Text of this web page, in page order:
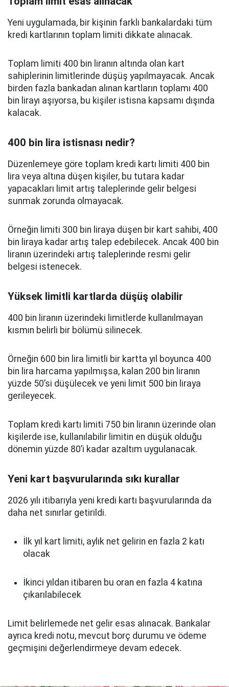
Yeni uygulamada, bir kişinin farklı bankalardaki tüm
kredi kartlarının toplam limiti dikkate alınacak.
Toplam limiti 400 bin liranın altında olan kart
sahiplerinin limitlerinde düşüş yapılmayacak. Ancak
birden fazla bankadan alınan kartların toplamı 400
bin lirayı aşıyorsa, bu kişiler istisna kapsamı dışında
kalacak.
400 bin lira istisnası nedir?
Düzenlemeye göre toplam kredi kartı limiti 400 bin
lira veya altına düşen kişiler, bu tutara kadar
yapacakları limit artış taleplerinde gelir belgesi
sunmak zorunda olmayacak.
Örneğin limiti 300 bin liraya düşen bir kart sahibi, 400
bin liraya kadar artış talep edebilecek. Ancak 400 bin
liranın üzerindeki artış taleplerinde resmi gelir
belgesi istenecek.
Yüksek limitli kartlarda düşüş olabilir
400 bin liranın üzerindeki limitlerde kullanılmayan
kısmın belirli bir bölümü silinecek.
Örneğin 600 bin lira limitli bir kartta yıl boyunca 400
bin lira harcama yapılmışsa, kalan 200 bin liranın
yüzde 50’si düşülecek ve yeni limit 500 bin liraya
gerileyecek.
Toplam kredi kartı limiti 750 bin liranın üzerinde olan
kişilerde ise, kullanılabilir limitin en düşük olduğu
dönemin yüzde 80’i kadar azaltım uygulanacak.
Yeni kart başvurularında sıkı kurallar
2026 yılı itibarıyla yeni kredi kartı başvurularında da
daha net sınırlar getirildi.
İlk yıl kart limiti, aylık net gelirin en fazla 2 katı
olacak
İkinci yıldan itibaren bu oran en fazla 4 katına
çıkarılabilecek
Limit belirlemede net gelir esas alınacak. Bankalar
ayrıca kredi notu, mevcut borç durumu ve ödeme
geçmişini değerlendirmeye devam edecek.